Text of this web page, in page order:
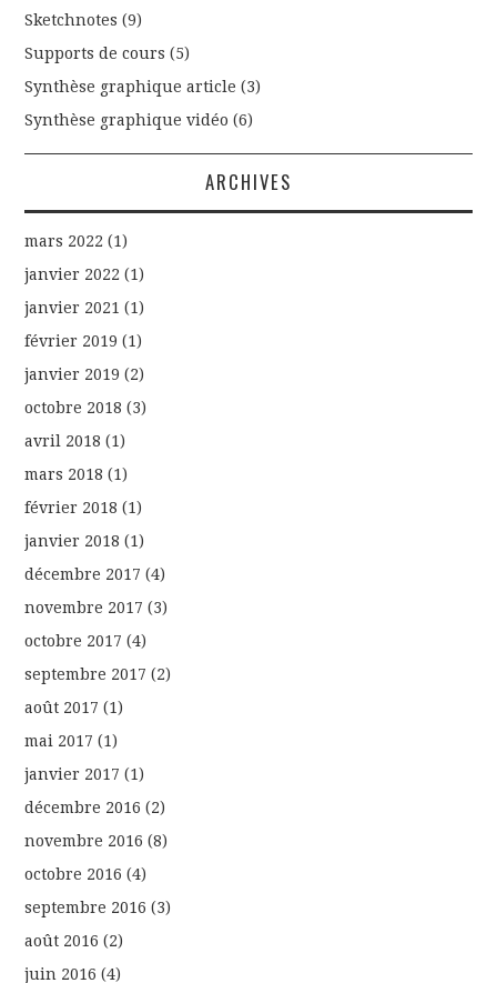
Sketchnotes (9)
Supports de cours (5)
Synthèse graphique article (3)
Synthèse graphique vidéo (6)
ARCHIVES
mars 2022 (1)
janvier 2022 (1)
janvier 2021 (1)
février 2019 (1)
janvier 2019 (2)
octobre 2018 (3)
avril 2018 (1)
mars 2018 (1)
février 2018 (1)
janvier 2018 (1)
décembre 2017 (4)
novembre 2017 (3)
octobre 2017 (4)
septembre 2017 (2)
août 2017 (1)
mai 2017 (1)
janvier 2017 (1)
décembre 2016 (2)
novembre 2016 (8)
octobre 2016 (4)
septembre 2016 (3)
août 2016 (2)
juin 2016 (4)